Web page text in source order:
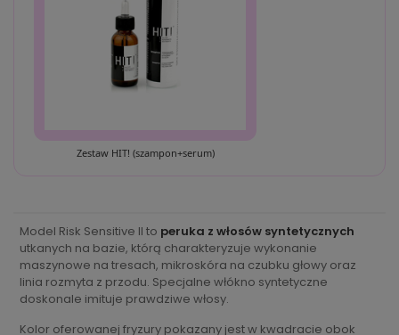
Zestaw HIT! (szampon+serum)
Model Risk Sensitive II to peruka z włosów syntetycznych
utkanych na bazie, którą charakteryzuje wykonanie
maszynowe na tresach, mikroskóra na czubku głowy oraz
linia rozmyta z przodu. Specjalne włókno syntetyczne
doskonale imituje prawdziwe włosy.
Kolor oferowanej fryzury pokazany jest w kwadracie obok